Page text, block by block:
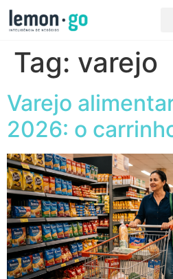
Tag: varejo
Varejo
2026: o